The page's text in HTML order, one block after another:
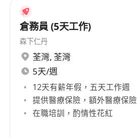
倉務員 (5天工作)
森下仁丹
荃灣, 荃灣
5天/週
12天有薪年假，五天工作週
提供醫療保險，額外醫療保險
在職培訓，酌情性花紅